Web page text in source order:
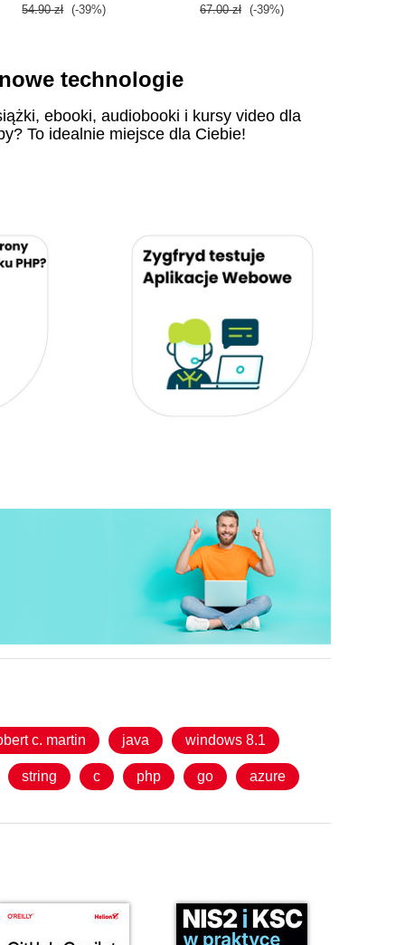
54.90 zł (-39%) 67.00 zł (-39%)
technologie
ebooki, audiobooki i kursy video dla
To idealnie miejsce dla Ciebie!
c. martin java windows 8.1
string c php go azure